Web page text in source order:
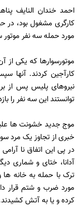
کارگری مشغول بود، در
مورد حمله سه نفر موتور
موتورسوارها که یکی از
کارآجین کردند. آنها
نیروهای پلیس پس از
توانستند این سه نفر را
موج جدید خشونت ها
در پی این اتفاق نا
آدانا، ختای و شماری
ترک با حمله به خانه ها
مورد ضرب و شتم قرار
کرده و یا به آتش